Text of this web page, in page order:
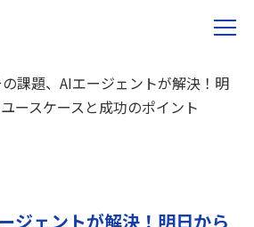
の課題、AIエージェントが解決！明
ースケースと成功のポイント
ジェントが解決！明日から